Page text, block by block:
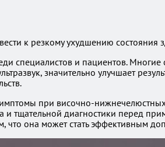
к резкому ухудшению состояния
специалистов и пациентов. Многие
значительно улучшает
при височно-
тщательной диагностики перед
что она может стать эффективным